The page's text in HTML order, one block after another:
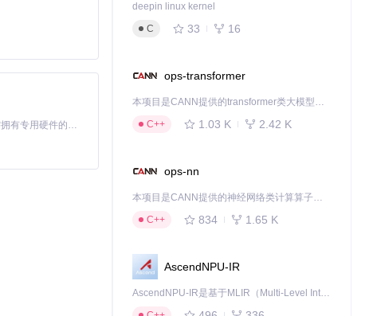
基于Python的Xiaozhi AI，适用于想要完整Xiaozhi体验而无需拥有专用硬件的用户。
deepin linux kernel
C
33 16
ops-transformer
本项目是CANN提供的transformer类大模型算子库，实现网络在NPU上加速计算。
C++
1.03 K 2.42 K
ops-nn
本项目是CANN提供的神经网络类计算算子库，实现网络在NPU上加速计算。
C++
834 1.65 K
AscendNPU-IR
AscendNPU-IR是基于MLIR（Multi-Level Intermediate Representation）构建的，面向昇腾亲和算子编译时使用的中间表示，提供昇腾完备表达能力，通过编译优化提升昇腾AI处理器计算效率，支持通过生态框架使能昇腾AI处理器与深度调优